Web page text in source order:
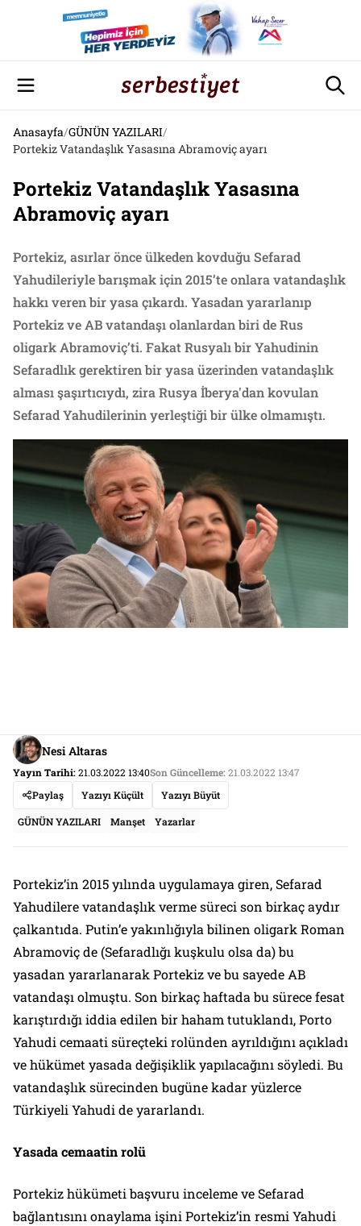
Anasayfa/GÜNÜN YAZILARI/
Portekiz Vatandaşlık Yasasına Abramoviç ayarı
Portekiz Vatandaşlık Yasasına
Abramoviç ayarı
Portekiz, asırlar önce ülkeden kovduğu Sefarad
Yahudileriyle barışmak için 2015’te onlara vatandaşlık
hakkı veren bir yasa çıkardı. Yasadan yararlanıp
Portekiz ve AB vatandaşı olanlardan biri de Rus
oligark Abramoviç’ti. Fakat Rusyalı bir Yahudinin
Sefaradlık gerektiren bir yasa üzerinden vatandaşlık
alması şaşırtıcıydı, zira Rusya İberya'dan kovulan
Sefarad Yahudilerinin yerleştiği bir ülke olmamıştı.
Nesi Altaras
Yayın Tarihi:21.03.2022 13:40Son Güncelleme:21.03.2022 13:47
Paylaş
Yazıyı Küçült Yazıyı Büyüt
GÜNÜN YAZILARI Manşet Yazarlar
Portekiz’in 2015 yılında uygulamaya giren, Sefarad
Yahudilere vatandaşlık verme süreci son birkaç aydır
çalkantıda. Putin’e yakınlığıyla bilinen oligark Roman
Abramoviç de (Sefaradlığı kuşkulu olsa da) bu
yasadan yararlanarak Portekiz ve bu sayede AB
vatandaşı olmuştu. Son birkaç haftada bu sürece fesat
karıştırdığı iddia edilen bir haham tutuklandı, Porto
Yahudi cemaati süreçteki rolünden ayrıldığını açıkladı
ve hükümet yasada değişiklik yapılacağını söyledi. Bu
vatandaşlık sürecinden bugüne kadar yüzlerce
Türkiyeli Yahudi de yararlandı.
Yasada cemaatin rolü
Portekiz hükümeti başvuru inceleme ve Sefarad
bağlantısını onaylama işini Portekiz’in resmi Yahudi